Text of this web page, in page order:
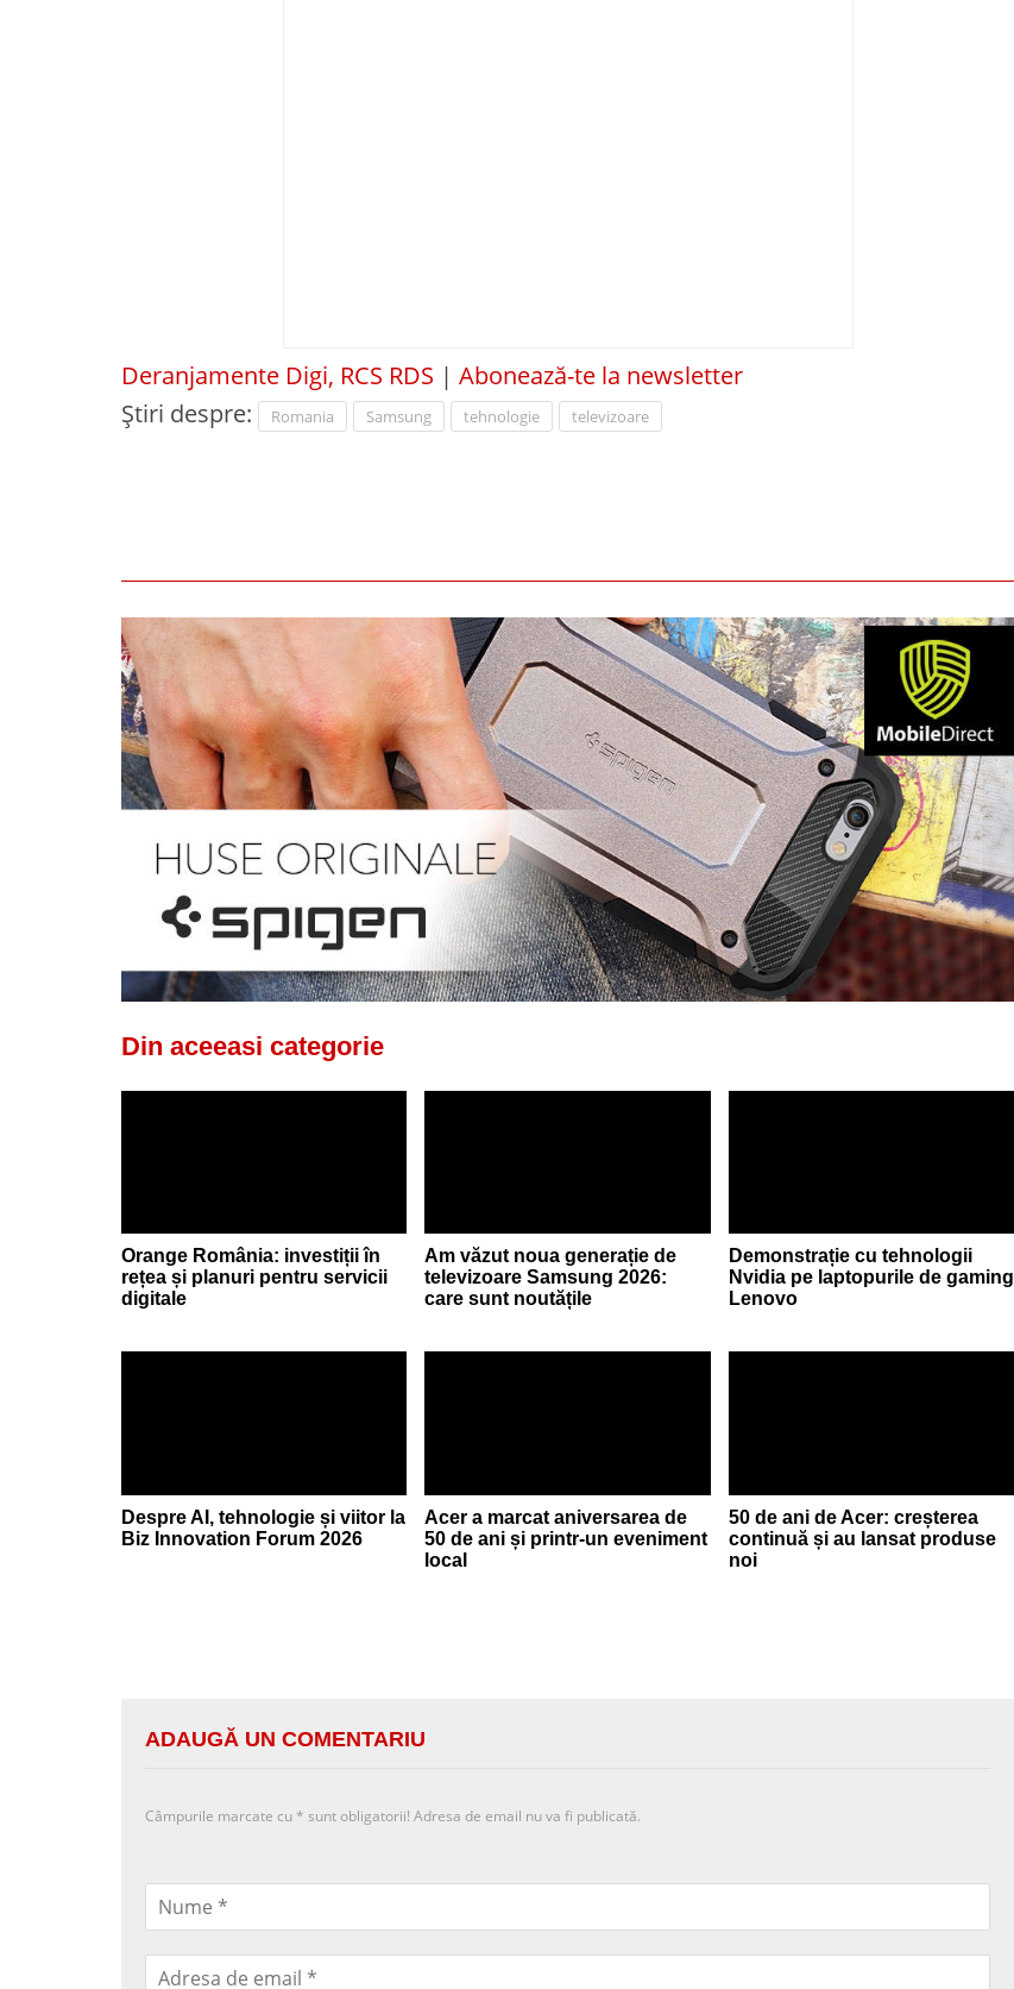
Deranjamente Digi, RCS RDS | Abonează-te la newsletter
Știri despre:
Romania Samsung tehnologie televizoare
Din aceeasi categorie
Orange România: investiții în
rețea și planuri pentru servicii
digitale
Am văzut noua generație de
televizoare Samsung 2026:
care sunt noutățile
Demonstrație cu tehnologii
Nvidia pe laptopurile de gaming
Lenovo
Despre AI, tehnologie și viitor la
Biz Innovation Forum 2026
Acer a marcat aniversarea de
50 de ani și printr-un eveniment
local
50 de ani de Acer: creșterea
continuă și au lansat produse
noi
ADAUGĂ UN COMENTARIU
Câmpurile marcate cu * sunt obligatorii! Adresa de email nu va fi publicată.